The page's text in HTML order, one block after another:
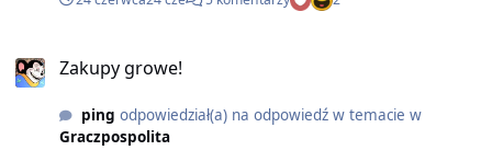
Zakupy growe!
ping odpowiedział(a) na odpowiedź w temacie w
Graczpospolita